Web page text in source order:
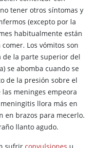
tener otros síntomas y
(excepto por la
habitualmente están
Los vómitos son
de la parte superior del
se abomba cuando se
de la presión sobre el
meninges empeora
llora más en
en brazos para mecerlo.
llanto agudo.